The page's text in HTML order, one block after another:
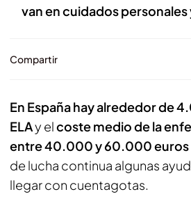
van en cuidados
Compartir
En España hay alrededor de
ELAy elcoste medio de la
entre 40.000 y 60.000 euros
de lucha continua algunas
llegar con cuentagotas.